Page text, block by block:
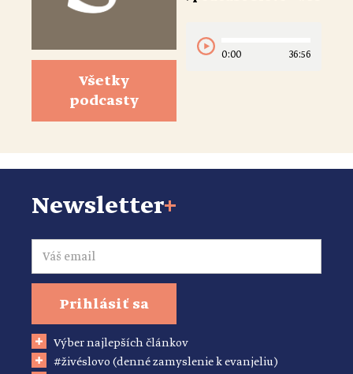
Všetky
podcasty
0:00 36:56
Newsletter+
Email
Prihlásiť sa
Výber najlepších článkov
#živéslovo (denné zamyslenie k evanjeliu)